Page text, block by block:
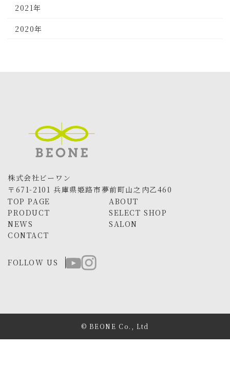
2021年
2020年
株式会社ビーワン
〒671-2101 兵庫県姫路市夢前町山之内乙460
TOP PAGE
ABOUT
PRODUCT
SELECT SHOP
NEWS
SALON
CONTACT
FOLLOW US
© BEONE Co., Ltd